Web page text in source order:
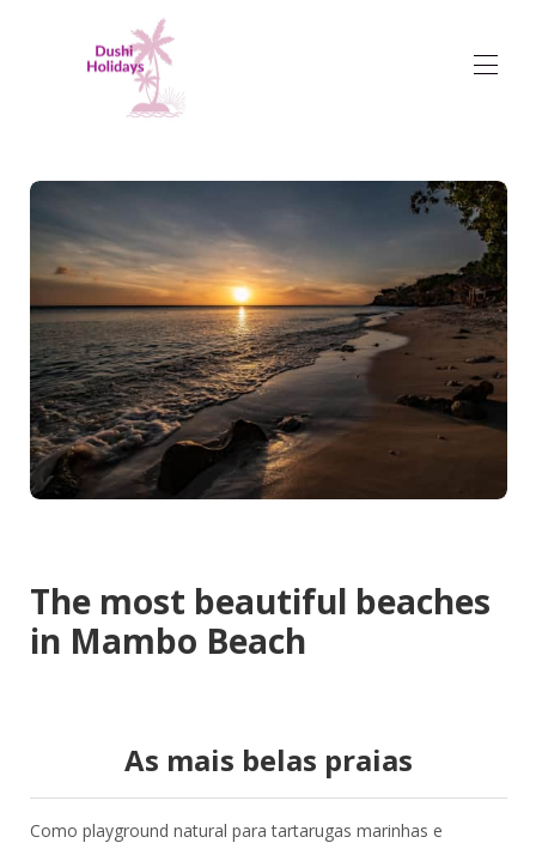
Pacotes de Gestão
Coisas para fazer em Curaçao
I am Dushi
Entre em contato conosco
Reviews
Termos e Condições
The most beautiful beaches
in Mambo Beach
As mais belas praias
Como playground natural para tartarugas marinhas e